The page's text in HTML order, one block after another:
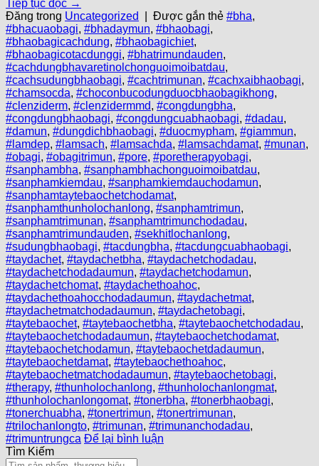
Tiếp tục đọc →
Đăng trong Uncategorized Được gắn thẻ #bha,
#bhacuaobagi, #bhadaymun, #bhaobagi,
#bhaobagicachdung, #bhaobagichiet,
#bhaobagicotacdunggi, #bhatrimundauden,
#cachdungbhavaretinolchonguoimoibatdau,
#cachsudungbhaobagi, #cachtrimunan, #cachxaibhaobagi,
#chamsocda, #choconbucodungduocbhaobagikhong,
#clenziderm, #clenzidermmd, #congdungbha,
#congdungbhaobagi, #congdungcuabhaobagi, #dadau,
#damun, #dungdichbhaobagi, #duocmypham, #giammun,
#lamdep, #lamsach, #lamsachda, #lamsachdamat, #munan,
#obagi, #obagitrimun, #pore, #poretherapyobagi,
#sanphambha, #sanphambhachonguoimoibatdau,
#sanphamkiemdau, #sanphamkiemdauchodamun,
#sanphamtaytebaochetchodamat,
#sanphamthunholochanlong, #sanphamtrimun,
#sanphamtrimunan, #sanphamtrimunchodadau,
#sanphamtrimundauden, #sekhitlochanlong,
#sudungbhaobagi, #tacdungbha, #tacdungcuabhaobagi,
#taydachet, #taydachetbha, #taydachetchodadau,
#taydachetchodadaumun, #taydachetchodamun,
#taydachetchomat, #taydachethoahoc,
#taydachethoahocchodadaumun, #taydachetmat,
#taydachetmatchodadaumun, #taydachetobagi,
#taytebaochet, #taytebaochetbha, #taytebaochetchodadau,
#taytebaochetchodadaumun, #taytebaochetchodamat,
#taytebaochetchodamun, #taytebaochetdadaumun,
#taytebaochetdamat, #taytebaochethoahoc,
#taytebaochetmatchodadaumun, #taytebaochetobagi,
#therapy, #thunholochanlong, #thunholochanlongmat,
#thunholochanlongomat, #tonerbha, #tonerbhaobagi,
#tonerchuabha, #tonertrimun, #tonertrimunan,
#trilochanlongto, #trimunan, #trimunanchodadau,
#trimuntrungca Để lại bình luận
Tìm Kiếm